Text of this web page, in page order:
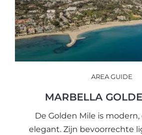
AREA GUIDE
MARBELLA
De Golden Mile is
elegant. Zijn bevoorrechte